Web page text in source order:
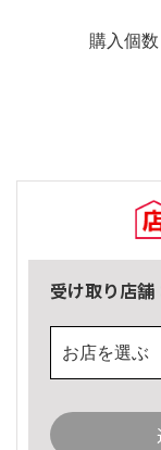
購入個数
受け取り店舗
お店を選ぶ